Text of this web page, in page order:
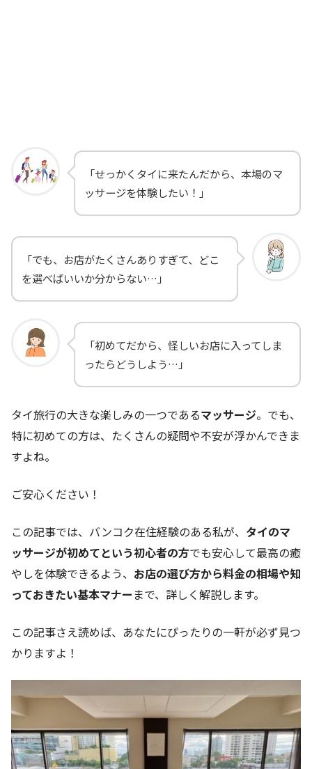
「せっかくタイに来たんだから、本場のマ
ッサージを体験したい！」
「でも、お店がたくさんありすぎて、どこ
を選べばいいか分からない…」
「初めてだから、怪しいお店に入ってしま
ったらどうしよう…」
タイ旅行の大きな楽しみの一つであるマッサージ。でも、
特に初めての方は、たくさんの疑問や不安が浮かんできま
すよね。
ご安心ください！
この記事では、バンコク在住経験のある私が、 タイのマ
ッサージが初めてという初心者の方でも安心して最高の癒
やしを体験できるよう、 お店の選び方から料金の相場や知
っておきたい基本マナー まで、詳しく解説します。
この記事さえ読めば、あなたにぴったりの一軒が必ず見つ
かりますよ！